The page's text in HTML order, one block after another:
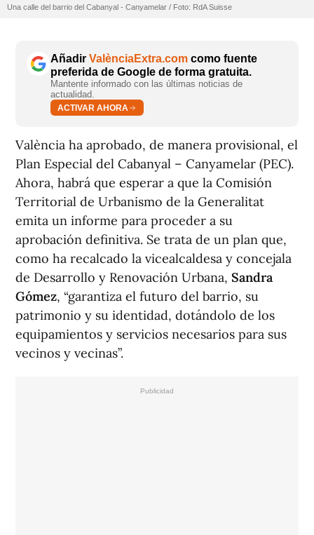
Una calle del barrio del Cabanyal - Canyamelar / Foto: RdA Suisse
Añadir ValènciaExtra.com como fuente
preferida de Google de forma gratuita.
Mantente informado con las últimas noticias de
actualidad.
ACTIVAR AHORA
València ha aprobado, de manera provisional, el
Plan Especial del Cabanyal – Canyamelar (PEC).
Ahora, habrá que esperar a que la Comisión
Territorial de Urbanismo de la Generalitat
emita un informe para proceder a su
aprobación definitiva. Se trata de un plan que,
como ha recalcado la vicealcaldesa y concejala
de Desarrollo y Renovación Urbana, Sandra
Gómez, “garantiza el futuro del barrio, su
patrimonio y su identidad, dotándolo de los
equipamientos y servicios necesarios para sus
vecinos y vecinas”.